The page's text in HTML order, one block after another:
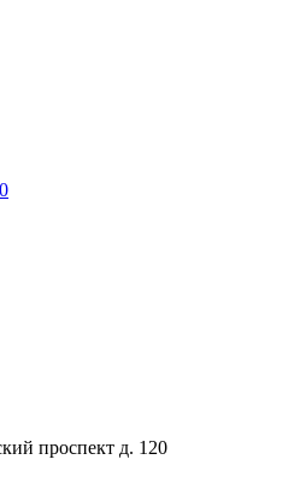
0
проспект д. 120